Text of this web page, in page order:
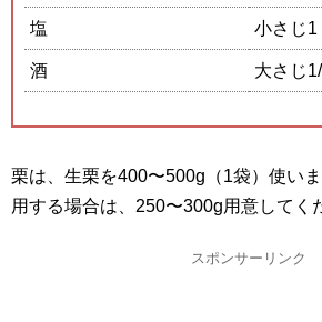
塩 小さじ1
酒 大さじ
栗は、生栗を400〜500g（1袋）使い
用する場合は、250〜300g用意してく
スポンサーリンク